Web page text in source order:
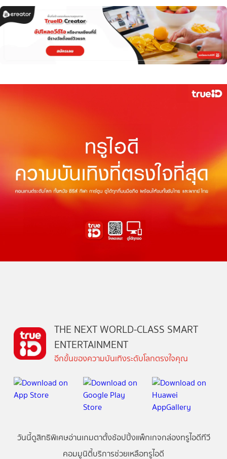
THE NEXT WORLD-CLASS SMART
ENTERTAINMENT
อีกขั้นของความบันเทิงระดับโลกตรงใจคุณ
วันนี้ดูสิทธิพิเศษอ่านเกมตาตั้งช้อปปิ้งแพ็กเกจกล่องทรูไอดีทีวี
คอมมูนิตี้บริการช่วยเหลือทรูไอดี